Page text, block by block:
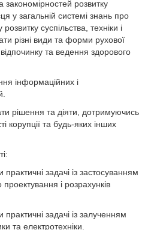
закономірностей розвитку
у загальній системі знань про
суспільства, техніки і
різні види та форми рухової
та ведення здорового
інформаційних і
рішення та діяти, дотримуючись
корупції та будь-яких інших
задачі із застосуванням
і розрахунків
задачі із залученням
та електротехніки.